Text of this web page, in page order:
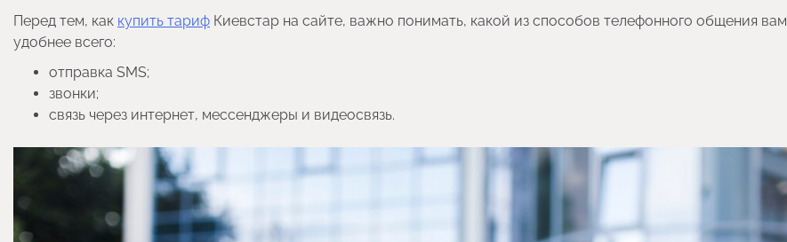
Перед тем, как купить тариф Киевстар на сайте, важно понимать, какой из способов телефонного общения вам
удобнее всего:
отправка SMS;
звонки;
связь через интернет, мессенджеры и видеосвязь.